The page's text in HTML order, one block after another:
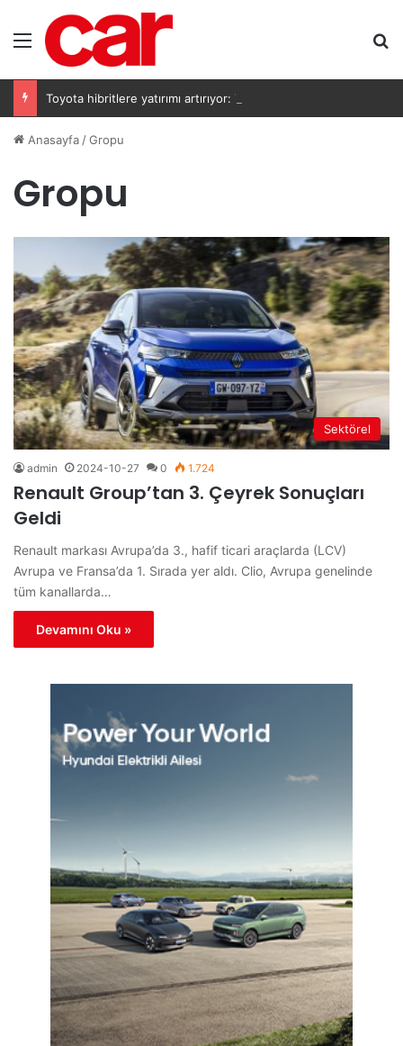
Menü
Anasayfa /Gropu
Gropu
Sektörel
admin 2024-10-27 0 1.724
Renault Group’tan 3. Çeyrek Sonuçları
Geldi
Renault markası Avrupa’da 3., hafif ticari araçlarda (LCV)
Avrupa ve Fransa’da 1. Sırada yer aldı. Clio, Avrupa genelinde
tüm kanallarda…
Devamını Oku »